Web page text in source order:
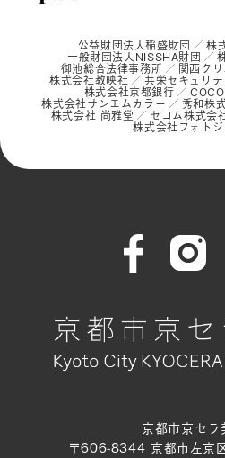
公益財団法人稲盛財団 株
一般財団法人NISSHA財団
御池総合法律事務所 関西ク
株式会社教映社 共栄セキュリ
株式会社京都銀行
株式会社サンエムカラー 秀和株
株式会社 尚雅堂 セコム株式会
株式会社フォト
京都市京セラ
〒606-8344 京都市左京